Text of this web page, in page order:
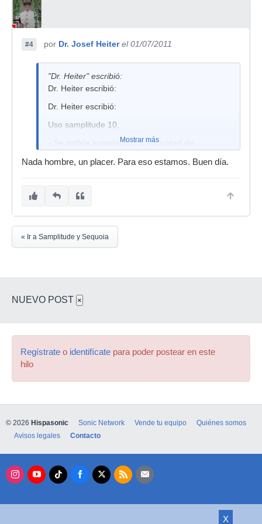
#4 por Dr. Josef Heiter el 01/07/2011
"Dr. Heiter" escribió:
Dr. Heiter escribió:
Dr. Heiter escribió:
Uso samplitude 10.
¿Se podría automatizar la velocidad de
simular el efecto de un motor de cinta
¿Alguna forma de hacerlo y que funcione a la
hora de exportar el proyecto?
Mostrar más
Nada hombre, un placer. Para eso estamos. Buen día.
« Ir a Samplitude y Sequoia
NUEVO POST ×
Regístrate o identifícate para poder postear en este
hilo
X
© 2026 Hispasonic Sonic Network Vende tu equipo
Quiénes somos
Avisos legales
Contacto